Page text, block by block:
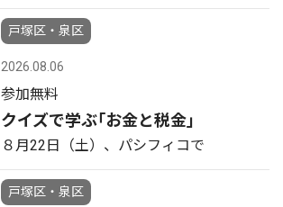
戸塚区・泉区
2026.08.06
参加無料
クイズで学ぶ｢お金と税金｣
８月22日（土）、パシフィコで
戸塚区・泉区